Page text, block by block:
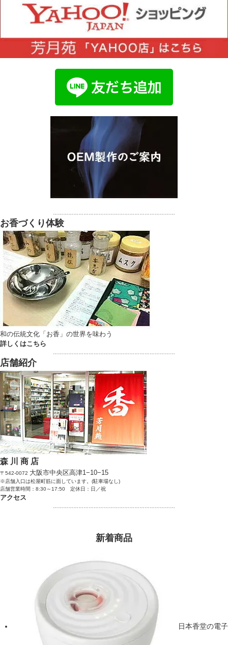
お香づくり体験
和の伝統文化「お香」の世界を味わう
詳しくはこちら
店舗紹介
森 川 商 店
〒542-0072 大阪市中央区高津1−10−15
※店舗入口は松屋町筋に面しています。(駐車場なし)
店舗営業時間：8:30～17:50 定休日：日／祝
アクセス
新着商品
日本香堂の電子